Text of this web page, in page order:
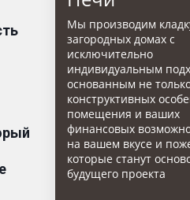
Мы производим
загородных домах с
исключительно
индивидуальным
основанным не
конструктивных
помещения и ваших
финансовых
на вашем вкусе и
которые станут
будущего проекта